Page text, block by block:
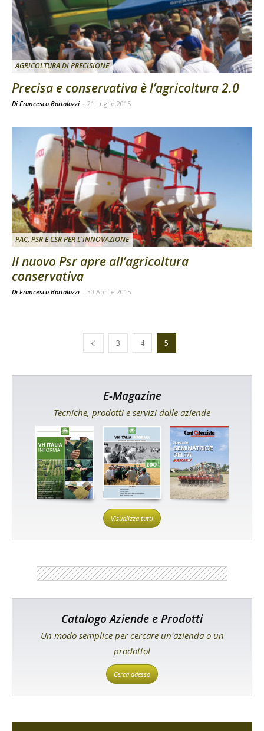
AGRICOLTURA DI PRECISIONE
Precisa e conservativa è l’agricoltura 2.0
Di Francesco Bartolozzi - 21 Luglio 2015
PAC, PSR E CSR PER L'INNOVAZIONE
Il nuovo Psr apre all’agricoltura
conservativa
Di Francesco Bartolozzi - 30 Aprile 2015
3 4 5
E-Magazine
Tecniche, prodotti e servizi dalle aziende
Visualizza tutti
Catalogo Aziende e Prodotti
Un modo semplice per cercare un'azienda o un
prodotto!
Cerca adesso